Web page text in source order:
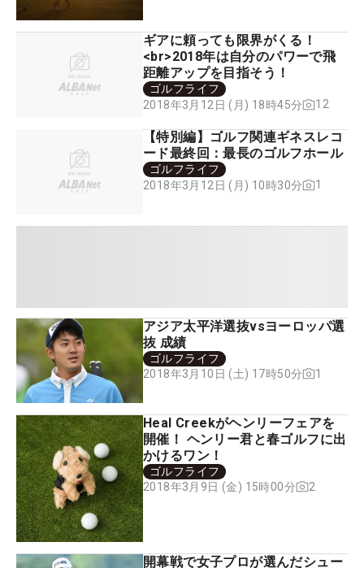
ギアに頼っても限界がくる！
<br>2018年は自分のパワーで飛
距離アップを目指そう！
ゴルフライフ
2018年3月12日 (月) 18時45分
12
【特別編】ゴルフ関連ギネスレコ
ード最終回：最長のゴルフホール
ゴルフライフ
2018年3月12日 (月) 10時30分
1
アジア太平洋選抜vsヨーロッパ選
抜 成績
ゴルフライフ
2018年3月10日 (土) 17時50分
1
Heal Creekがヘンリーフェアを
開催！ ヘンリー君と春ゴルフに出
かけるワン！
ゴルフライフ
2018年3月9日 (金) 15時00分
2
開幕戦で女子プロが選んだシュー